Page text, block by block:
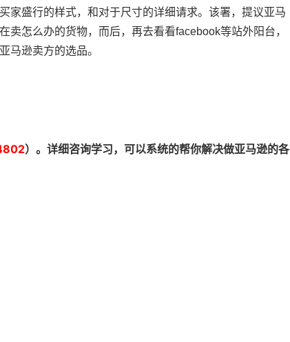
家盛行的样式，和对于尺寸的详细请求。该署，提议亚马
怎么办的货物，而后，再去看看facebook等站外阳台，
马逊卖方的选品。
）。详细咨询学习，可以系统的帮你解决做亚马逊的各